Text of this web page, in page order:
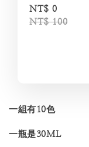
NT$ 0
NT$ 100
一組有10色
一瓶是30ML